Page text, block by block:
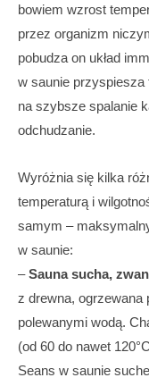
bowiem wzrost
przez organizm
pobudza on układ
w saunie przyspiesza
na szybsze spalanie
odchudzanie.
Wyróżnia się kilka
temperaturą i
samym –
w saunie:
–Sauna sucha,
z drewna, ogrzewana
polewanymi wodą.
(od 60 do nawet
Seans w saunie